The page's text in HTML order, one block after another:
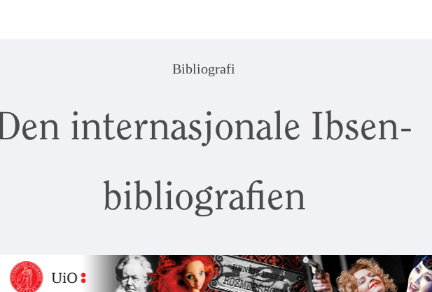
Bibliografi
internasjonale Ibsen-
bibliografien